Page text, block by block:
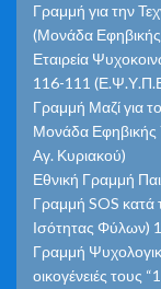
Γραμμή για την
(Μονάδα Εφηβικής
Εταιρεία
116-111
Γραμμή Μαζί για
Μονάδα Εφηβικής
Αγ. Κυριακού)
Εθνική Γραμμή
Γραμμή SOS κατά
Ισότητας Φύλων)
Γραμμή
οικογένειές τους